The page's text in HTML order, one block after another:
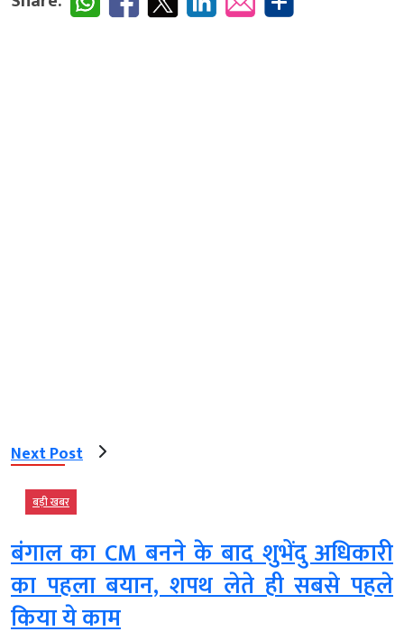
Next Post
बड़ी खबर
बंगाल का CM बनने के बाद शुभेंदु अधिकारी
का पहला बयान, शपथ लेते ही सबसे पहले
किया ये काम